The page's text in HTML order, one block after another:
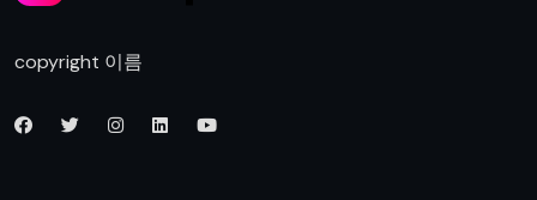
copyright 이름